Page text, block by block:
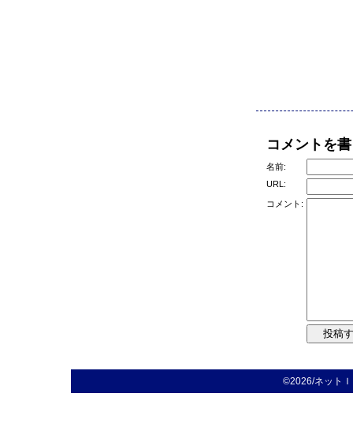
コメントを
名前:
URL:
コメント:
©2026/ネット